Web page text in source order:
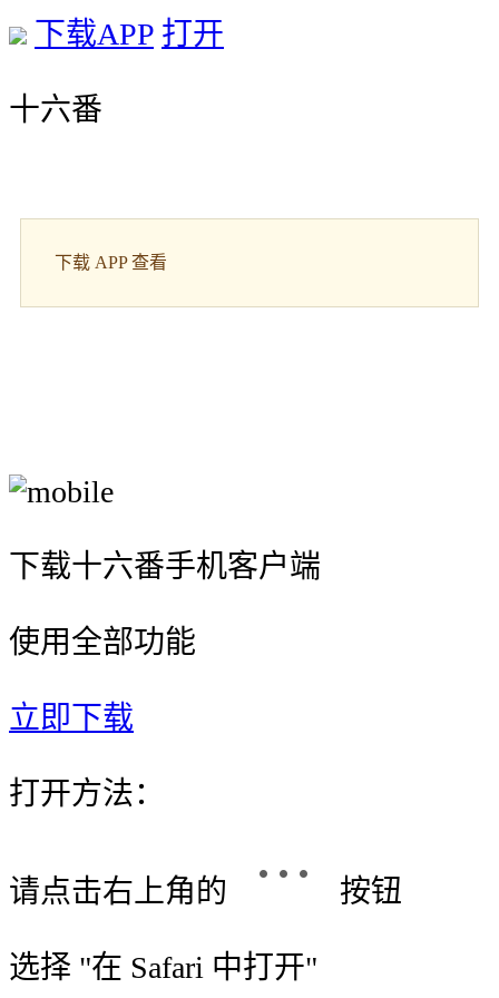
下载APP 打开
十六番
下载 APP 查看
下载十六番手机客户端
使用全部功能
立即下载
打开方法：
请点击右上角的 按钮
选择 "在 Safari 中打开"